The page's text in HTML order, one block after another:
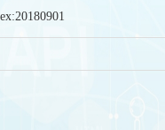
ex:20180901